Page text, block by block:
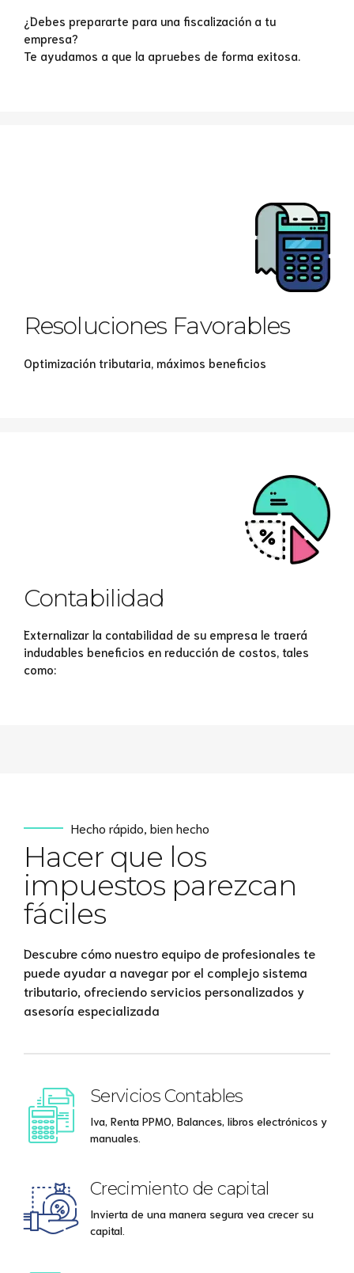
¿Debes prepararte para una fiscalización a tu
empresa?
Te ayudamos a que la apruebes de forma exitosa.
Resoluciones Favorables
Optimización tributaria, máximos beneficios
Contabilidad
Externalizar la contabilidad de su empresa le traerá
indudables beneficios en reducción de costos, tales
como:
Hecho rápido, bien hecho
Hacer que los
impuestos parezcan
fáciles
Descubre cómo nuestro equipo de profesionales te
puede ayudar a navegar por el complejo sistema
tributario, ofreciendo servicios personalizados y
asesoría especializada
Servicios Contables
Iva, Renta PPMO, Balances, libros electrónicos y
manuales.
Crecimiento de capital
Invierta de una manera segura vea crecer su
capital.